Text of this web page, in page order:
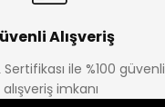
%22
Alışveriş
Sertifikası ile %100 güvenli
alışveriş imkanı